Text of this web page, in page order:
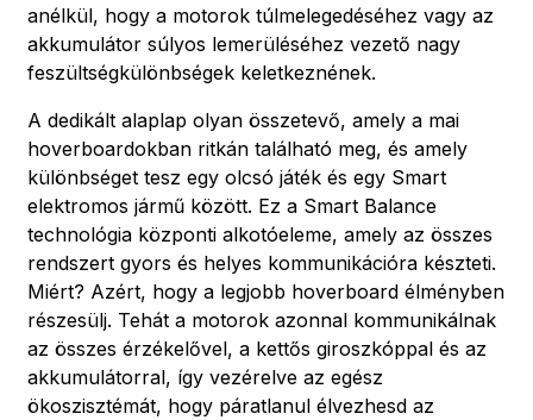
anélkül, hogy a motorok túlmelegedéséhez vagy az
akkumulátor súlyos lemerüléséhez vezető nagy
feszültségkülönbségek keletkeznének.
A dedikált alaplap olyan összetevő, amely a mai
hoverboardokban ritkán található meg, és amely
különbséget tesz egy olcsó játék és egy Smart
elektromos jármű között. Ez a Smart Balance
technológia központi alkotóeleme, amely az összes
rendszert gyors és helyes kommunikációra készteti.
Miért? Azért, hogy a legjobb hoverboard élményben
részesülj. Tehát a motorok azonnal kommunikálnak
az összes érzékelővel, a kettős giroszkóppal és az
akkumulátorral, így vezérelve az egész
ökoszisztémát, hogy páratlanul élvezhesd az